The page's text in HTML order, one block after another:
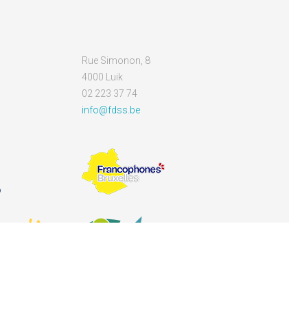
Rue Simonon, 8
4000 Luik
02 223 37 74
info@fdss.be